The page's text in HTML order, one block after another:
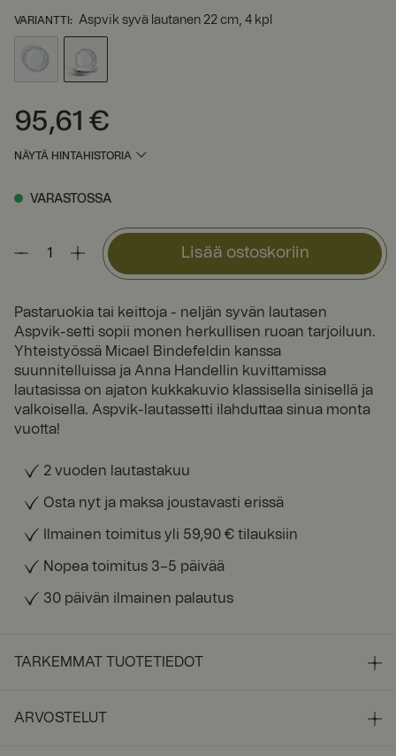
VARIANTTI : Aspvik syvä lautanen 22 cm, 4 kpl
Hinta :95,61 €
95,61 €
NÄYTÄ HINTAHISTORIA
VARASTOSSA
Lisää ostoskoriin
Pastaruokia tai keittoja - neljän syvän lautasen
Aspvik-setti sopii monen herkullisen ruoan tarjoiluun.
Yhteistyössä Micael Bindefeldin kanssa
suunnitelluissa ja Anna Handellin kuvittamissa
lautasissa on ajaton kukkakuvio klassisella sinisellä ja
valkoisella. Aspvik-lautassetti ilahduttaa sinua monta
vuotta!
2 vuoden lautastakuu
Osta nyt ja maksa joustavasti erissä
Ilmainen toimitus yli 59,90 € tilauksiin
Nopea toimitus 3–5 päivää
30 päivän ilmainen palautus
TARKEMMAT TUOTETIEDOT
ARVOSTELUT